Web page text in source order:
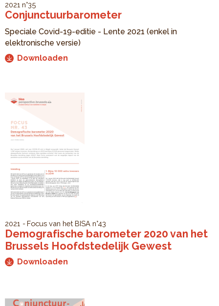
2021 n°35
Conjunctuurbarometer
Speciale Covid-19-editie - Lente 2021 (enkel in
elektronische versie)
Downloaden
2021 Focus van het BISA n°43
Demografische barometer 2020 van het
Brussels Hoofdstedelijk Gewest
Downloaden